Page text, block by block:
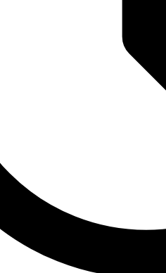
абонентов
теме
условий подключения и
раздел
в квартиру
Чтобы узнать
заявку или связаться с
возможности.
Якутск
и расширение сети